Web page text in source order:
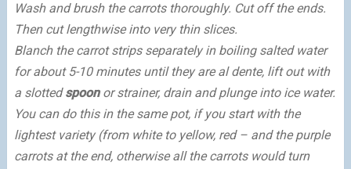
Wash and brush the carrots thoroughly. Cut off the ends.
Then cut lengthwise into very thin slices.
Blanch the carrot strips separately in boiling salted water
for about 5-10 minutes until they are al dente, lift out with
a slottedspoonor strainer, drain and plunge into ice water.
You can do this in the same pot, if you start with the
lightest variety (from white to yellow, red – and the purple
carrots at the end, otherwise all the carrots would turn